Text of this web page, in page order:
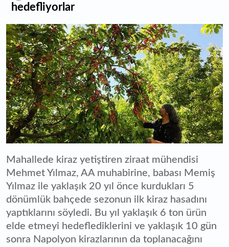
hedefliyorlar
Mahallede kiraz yetiştiren ziraat mühendisi
Mehmet Yılmaz, AA muhabirine, babası Memiş
Yılmaz ile yaklaşık 20 yıl önce kurdukları 5
dönümlük bahçede sezonun ilk kiraz hasadını
yaptıklarını söyledi. Bu yıl yaklaşık 6 ton ürün
elde etmeyi hedeflediklerini ve yaklaşık 10 gün
sonra Napolyon kirazlarının da toplanacağını